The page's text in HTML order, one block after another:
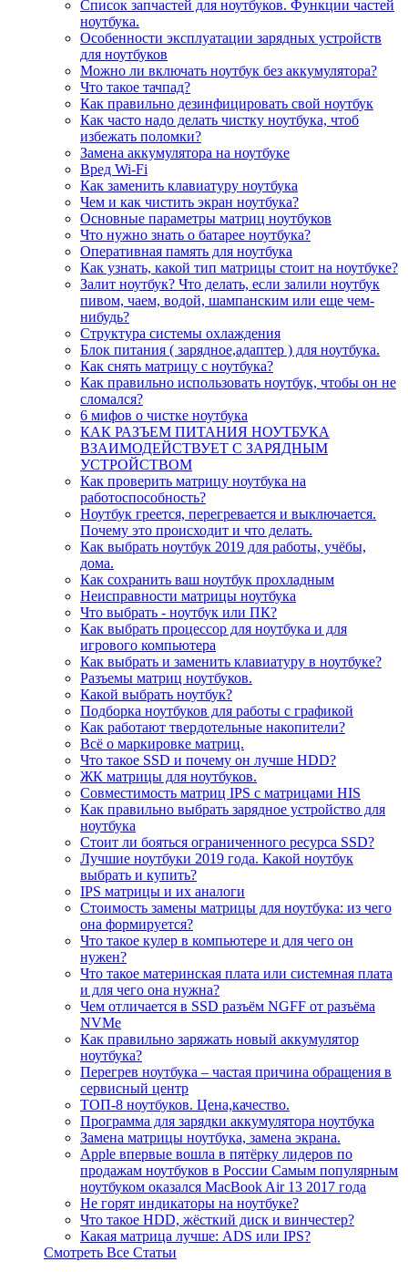
Список запчастей для ноутбуков. Функции частей
ноутбука.
Особенности эксплуатации зарядных устройств
для ноутбуков
Можно ли включать ноутбук без аккумулятора?
Что такое тачпад?
Как правильно дезинфицировать свой ноутбук
Как часто надо делать чистку ноутбука, чтоб
избежать поломки?
Замена аккумулятора на ноутбуке
Вред Wi-Fi
Как заменить клавиатуру ноутбука
Чем и как чистить экран ноутбука?
Основные параметры матриц ноутбуков
Что нужно знать о батарее ноутбука?
Оперативная память для ноутбука
Как узнать, какой тип матрицы стоит на ноутбуке?
Залит ноутбук? Что делать, если залили ноутбук
пивом, чаем, водой, шампанским или еще чем-
нибудь?
Структура системы охлаждения
Блок питания ( зарядное,адаптер ) для ноутбука.
Как снять матрицу с ноутбука?
Как правильно использовать ноутбук, чтобы он не
сломался?
6 мифов о чистке ноутбука
КАК РАЗЪЕМ ПИТАНИЯ НОУТБУКА
ВЗАИМОДЕЙСТВУЕТ С ЗАРЯДНЫМ
УСТРОЙСТВОМ
Как проверить матрицу ноутбука на
работоспособность?
Ноутбук греется, перегревается и выключается.
Почему это происходит и что делать.
Как выбрать ноутбук 2019 для работы, учёбы,
дома.
Как сохранить ваш ноутбук прохладным
Неисправности матрицы ноутбука
Что выбрать - ноутбук или ПК?
Как выбрать процессор для ноутбука и для
игрового компьютера
Как выбрать и заменить клавиатуру в ноутбуке?
Разъемы матриц ноутбуков.
Какой выбрать ноутбук?
Подборка ноутбуков для работы с графикой
Как работают твердотельные накопители?
Всё о маркировке матриц.
Что такое SSD и почему он лучше HDD?
ЖК матрицы для ноутбуков.
Совместимость матриц IPS с матрицами HIS
Как правильно выбрать зарядное устройство для
ноутбука
Стоит ли бояться ограниченного ресурса SSD?
Лучшие ноутбуки 2019 года. Какой ноутбук
выбрать и купить?
IPS матрицы и их аналоги
Стоимость замены матрицы для ноутбука: из чего
она формируется?
Что такое кулер в компьютере и для чего он
нужен?
Что такое материнская плата или системная плата
и для чего она нужна?
Чем отличается в SSD разъём NGFF от разъёма
NVMe
Как правильно заряжать новый аккумулятор
ноутбука?
Перегрев ноутбука – частая причина обращения в
сервисный центр
ТОП-8 ноутбуков. Цена,качество.
Программа для зарядки аккумулятора ноутбука
Замена матрицы ноутбука, замена экрана.
Apple впервые вошла в пятёрку лидеров по
продажам ноутбуков в России Самым популярным
ноутбуком оказался MacBook Air 13 2017 года
Не горят индикаторы на ноутбуке?
Что такое HDD, жёсткий диск и винчестер?
Какая матрица лучше: ADS или IPS?
Смотреть Все Статьи